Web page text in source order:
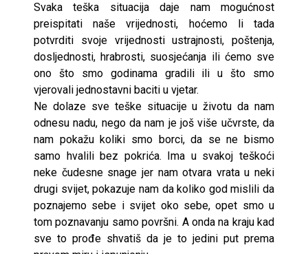
Svaka teška situacija daje nam mogućnost
preispitati naše vrijednosti, hoćemo li tada
potvrditi svoje vrijednosti ustrajnosti, poštenja,
dosljednosti, hrabrosti, suosjećanja ili ćemo sve
ono što smo godinama gradili ili u što smo
vjerovali jednostavni baciti u vjetar.
Ne dolaze sve teške situacije u životu da nam
odnesu nadu, nego da nam je još više učvrste, da
nam pokažu koliki smo borci, da se ne bismo
samo hvalili bez pokrića. Ima u svakoj teškoći
neke čudesne snage jer nam otvara vrata u neki
drugi svijet, pokazuje nam da koliko god mislili da
poznajemo sebe i svijet oko sebe, opet smo u
tom poznavanju samo površni. A onda na kraju kad
sve to prođe shvatiš da je to jedini put prema